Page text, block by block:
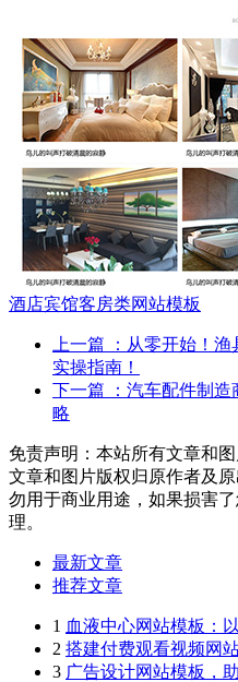
酒店宾馆客房类网站模板
上一篇
：从零开始！
实操指南！
下一篇
：汽车配件制
略
免责声明：本站所有文章和
文章和图片版权归原作者及
勿用于商业用途，如果损害
理。
最新文章
推荐文章
1 血液中心网站模板：
2 搭建付费观看视频网
3 广告设计网站模板，